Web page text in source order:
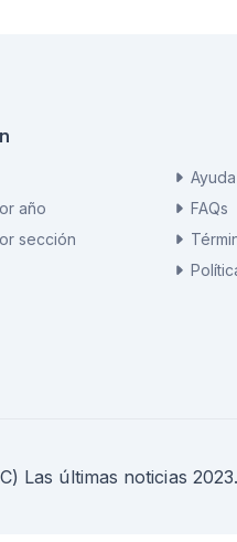
año
sección
Ayuda
FAQs
Las últimas noticias